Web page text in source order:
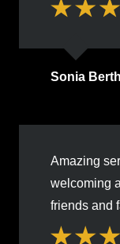
Sonia
Amazing
welcoming
friends and